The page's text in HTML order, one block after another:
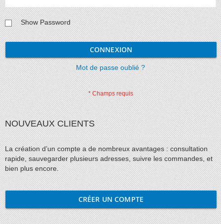
Show Password
CONNEXION
Mot de passe oublié ?
NOUVEAUX CLIENTS
La création d’un compte a de nombreux avantages : consultation
rapide, sauvegarder plusieurs adresses, suivre les commandes, et
bien plus encore.
CRÉER UN COMPTE